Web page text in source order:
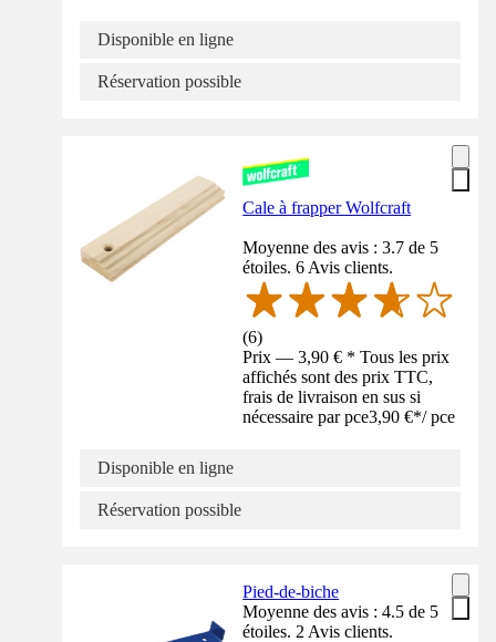
Disponible en ligne
Réservation possible
Cale à frapper Wolfcraft
Moyenne des avis : 3.7 de 5
étoiles. 6 Avis clients.
(6)
Prix — 3,90 € * Tous les prix
affichés sont des prix TTC,
frais de livraison en sus si
nécessaire par pce3,90 €*/ pce
Disponible en ligne
Réservation possible
Pied-de-biche
Moyenne des avis : 4.5 de 5
étoiles. 2 Avis clients.